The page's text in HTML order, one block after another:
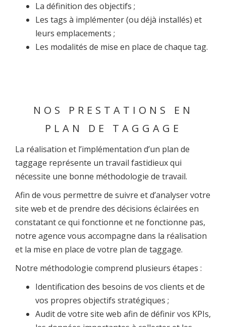
La définition des objectifs ;
Les tags à implémenter (ou déjà installés) et
leurs emplacements ;
Les modalités de mise en place de chaque tag.
NOS PRESTATIONS EN
PLAN DE TAGGAGE
La réalisation et l’implémentation d’un plan de
taggage représente un travail fastidieux qui
nécessite une bonne méthodologie de travail.
Afin de vous permettre de suivre et d’analyser votre
site web et de prendre des décisions éclairées en
constatant ce qui fonctionne et ne fonctionne pas,
notre agence vous accompagne dans la réalisation
et la mise en place de votre plan de taggage.
Notre méthodologie comprend plusieurs étapes :
Identification des besoins de vos clients et de
vos propres objectifs stratégiques ;
Audit de votre site web afin de définir vos KPIs,